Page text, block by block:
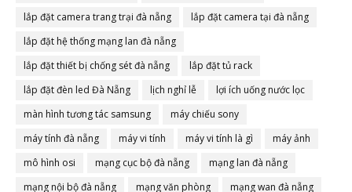
lắp đặt camera trang trại đà nẵng
lắp đặt camera tại đà nẵng
lắp đặt hệ thống mạng lan đà nẵng
lắp đặt thiết bị chống sét đà nẵng
lắp đặt tủ rack
lắp đặt đèn led Đà Nẵng
lịch nghỉ lễ
lợi ích uống nước lọc
màn hình tương tác samsung
máy chiếu sony
máy tính đà nẵng
máy vi tính máy vi tính là gì
máy ảnh
mô hình osi
mạng cục bộ đà nẵng
mạng lan đà nẵng
mạng nội bộ đà nẵng
mạng văn phòng
mạng wan đà nẵng